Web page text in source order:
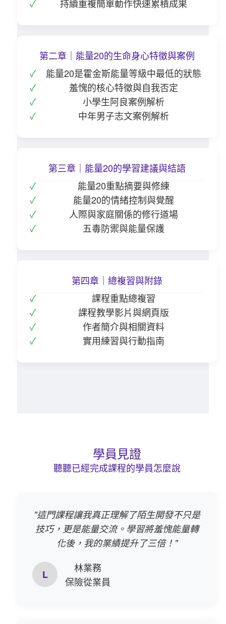
持續重複簡單動作快速累積成果
第二章｜能量20的生命身心特徵與案例
能量20是霍金斯能量等級中最低的狀態
羞愧的核心特徵與自我否定
小學生阿良案例解析
中年男子志文案例解析
第三章｜能量20的學習建議與結語
能量20重點摘要與修練
能量20的情緒控制與覺醒
人際與家庭關係的修行道場
五毒防禦與能量保護
第四章｜總複習與附錄
課程重點總複習
課程教學影片與網頁版
作者簡介與相關資料
實用練習與行動指南
學員見證
聽聽已經完成課程的學員怎麼說
"這門課程讓我真正理解了陌生開發不只是
技巧，更是能量交流。學習將羞愧能量轉
化後，我的業績提升了三倍！"
L
林業務
保險從業員